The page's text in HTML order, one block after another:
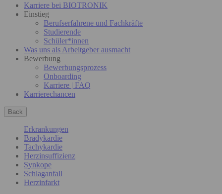
Karriere bei BIOTRONIK
Einstieg
Berufserfahrene und Fachkräfte
Studierende
Schüler*innen
Was uns als Arbeitgeber ausmacht
Bewerbung
Bewerbungsprozess
Onboarding
Karriere | FAQ
Karrierechancen
Back
Erkrankungen
Bradykardie
Tachykardie
Herzinsuffizienz
Synkope
Schlaganfall
Herzinfarkt